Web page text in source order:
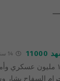
14 سنوات
ميشال كيلو: نظام يضم ١،٥
السفاح بشار